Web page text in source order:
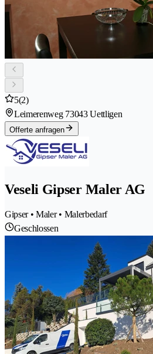
5(2)
Leimerenweg 73043 Uettligen
Offerte anfragen
Veseli Gipser Maler AG
Gipser • Maler • Malerbedarf
Geschlossen